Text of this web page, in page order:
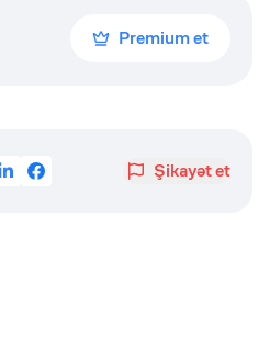
Premium et
Şikayət et